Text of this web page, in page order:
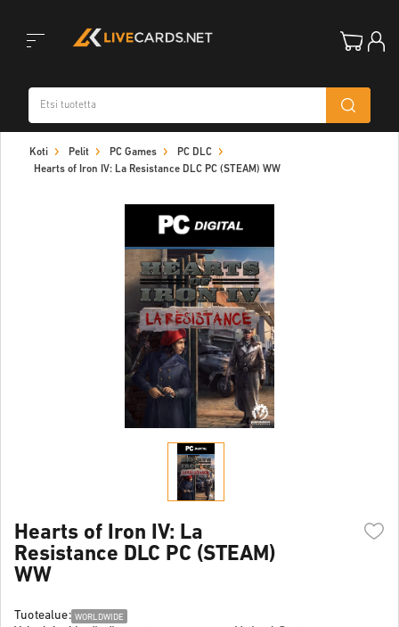
navigation
Koti Pelit PC Games
PC DLC
Hearts of Iron IV: La Resistance DLC PC (STEAM) WW
Hearts of Iron IV: La
Resistance DLC PC (STEAM)
WW
Tuotealue: WORLDWIDE